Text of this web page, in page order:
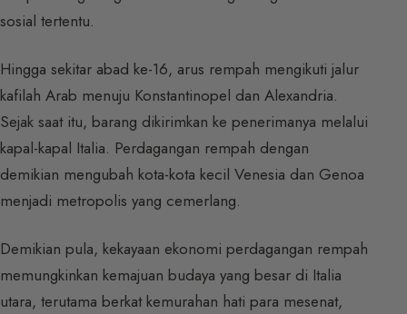
sosial tertentu.
Hingga sekitar abad ke-16, arus rempah mengikuti jalur
kafilah Arab menuju Konstantinopel dan Alexandria.
Sejak saat itu, barang dikirimkan ke penerimanya melalui
kapal-kapal Italia. Perdagangan rempah dengan
demikian mengubah kota-kota kecil Venesia dan Genoa
menjadi metropolis yang cemerlang.
Demikian pula, kekayaan ekonomi perdagangan rempah
memungkinkan kemajuan budaya yang besar di Italia
utara, terutama berkat kemurahan hati para mesenat,